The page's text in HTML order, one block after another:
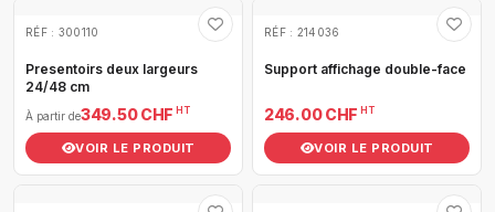
RÉF : 300110
Presentoirs deux largeurs
24/48 cm
À partir de349.50 CHF HT
VOIR LE PRODUIT
RÉF : 214036
Support affichage double-face
246.00 CHF HT
VOIR LE PRODUIT